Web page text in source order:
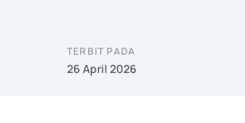
TERBIT PADA
26 April 2026